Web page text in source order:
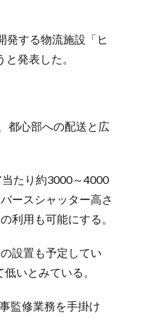
発する物流施設「ヒ
発表した。
都心部への配送と広
たり約3000～4000
ースシャッター高さ
利用も可能にする。
設置も予定してい
いとみている。
監修業務を手掛け